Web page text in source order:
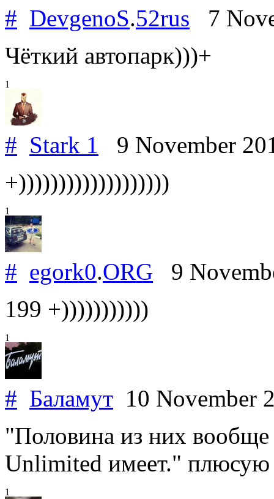
# DevgenoS.52rus 7
Чёткий автопарк)))+
1
# Stark 1 9 November
+)))))))))))))))))))
1
# egork0.ORG 9
199 +)))))))))))
1
# Баламут 10 November
"Половина из них вообще
Unlimited имеет." плюсую
1